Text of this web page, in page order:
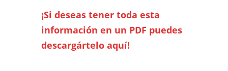
¡Si deseas tener toda esta
información en un PDF puedes
descargártelo aquí!